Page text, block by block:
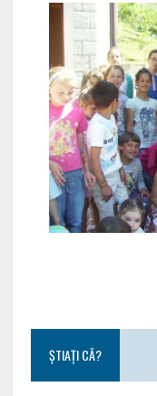
ȘTIAȚI CĂ?